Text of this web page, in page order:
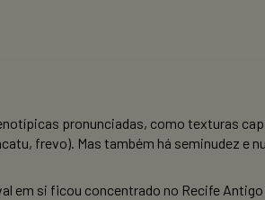
pronunciadas, como texturas
frevo). Mas também há seminudez e
em si ficou concentrado no Recife